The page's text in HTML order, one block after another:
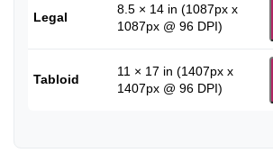
Legal
8.5 × 14 in (1087px x
1087px @ 96 DPI)
Tabloid
11 × 17 in (1407px x
1407px @ 96 DPI)